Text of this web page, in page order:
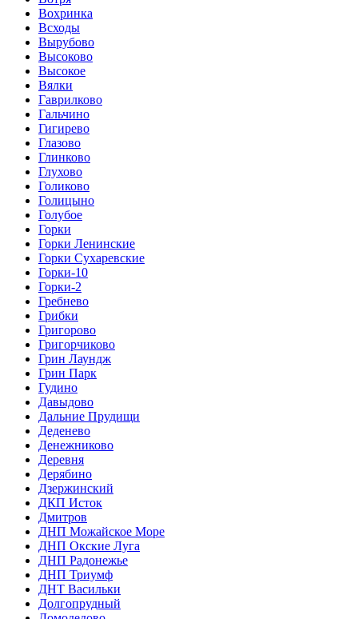
Вохринка
Всходы
Вырубово
Высоково
Высокое
Вялки
Гаврилково
Гальчино
Гигирево
Глазово
Глинково
Глухово
Голиково
Голицыно
Голубое
Горки
Горки Ленинские
Горки Сухаревские
Горки-10
Горки-2
Гребнево
Грибки
Григорово
Григорчиково
Грин Лаундж
Грин Парк
Гудино
Давыдово
Дальние Прудищи
Деденево
Денежниково
Деревня
Дерябино
Дзержинский
ДКП Исток
Дмитров
ДНП Можайское Море
ДНП Окские Луга
ДНП Радонежье
ДНП Триумф
ДНТ Васильки
Долгопрудный